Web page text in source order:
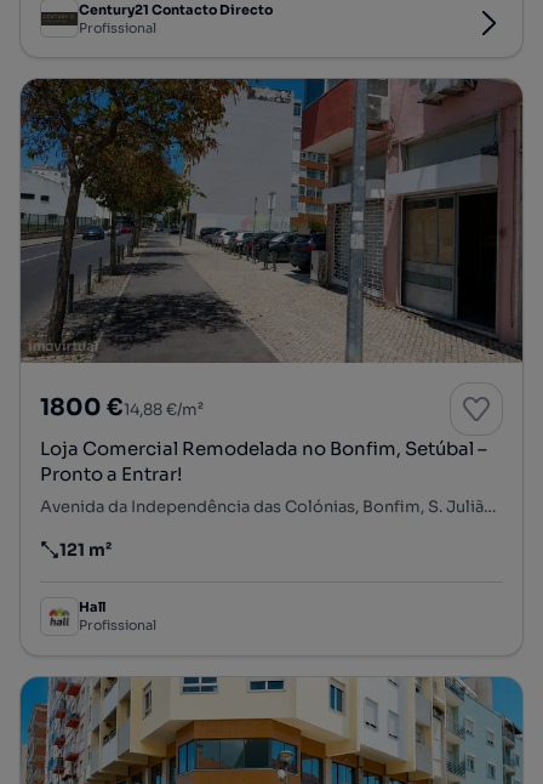
Century21 Contacto Directo
Profissional
1800 €14,88 €/m²
Loja Comercial Remodelada no Bonfim, Setúbal –
Pronto a Entrar!
Avenida da Independência das Colónias, Bonfim, S. Julião, N. S. da Anunciada e S. Maria da Graça, Setúbal, Setúbal
Preço por metro quadrado
121 m²
Hall
Profissional